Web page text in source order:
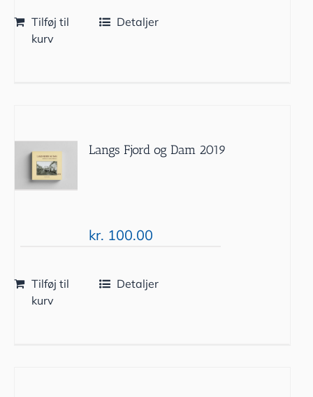
Tilføj til
kurv
Detaljer
Langs Fjord og Dam 2019
kr. 100.00
Tilføj til
kurv
Detaljer